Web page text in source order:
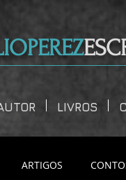
LIVROS
ARTIGOS